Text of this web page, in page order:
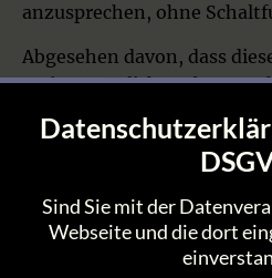
anzusprechen, ohne
Abgesehen davon, dass
Script natürlich ausbremst,
freilich um eine ganz
heißt: Wenn.State()
Status eines Kanals
diesem Kanal abhängigen
getriggert. In der Regel wird
verwenden wollen, um den
Sind Sie mit der
Webseite und die dort